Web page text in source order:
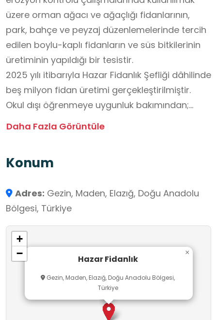
üzere orman ağacı ve ağaçlığı fidanlarının,
park, bahçe ve peyzaj düzenlemelerinde tercih
edilen boylu-kaplı fidanların ve süs bitkilerinin
üretiminin yapıldığı bir tesistir.
2025 yılı itibarıyla Hazar Fidanlık Şefliği dâhilinde
beş milyon fidan üretimi gerçekleştirilmiştir.
Okul dışı öğrenmeye uygunluk bakımından;
Hazar Fidanlık, öğrencilerin doğal çevreyi
bulabilecekleri uygulamalı bir öğrenme
keşfederek, duyusal gözlemler yaparak ve
çevre sevgisini yaşayarak öğrenme sürecine
aktif şekilde katılabilirler.
Daha Fazla Görüntüle
Konum
Adres: Gezin, Maden, Elazığ, Doğu Anadolu
Bölgesi, Türkiye
Hazar Fidanlık
Gezin, Maden, Elazığ, Doğu Anadolu Bölgesi,
Türkiye
×
+
−